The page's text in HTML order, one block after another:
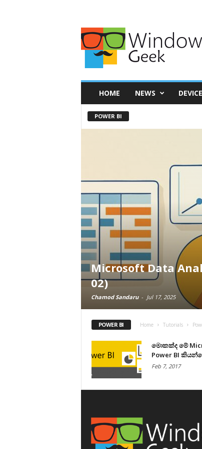
HOME NEWS
POWER BI
Microsoft Data
02)
Chamod Sandaru - Jul 17, 2025
POWER BI Home Tutorials
මොකක්ද මේ
Power BI
Feb 7, 2017